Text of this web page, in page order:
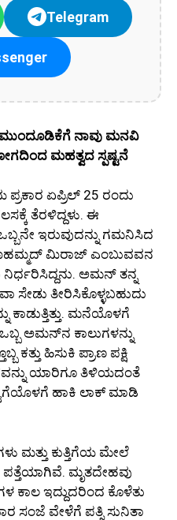
Telegram
ನಾವು ಮನವಿ
ಮಹತ್ವದ ಸ್ಪಷ್ಟನೆ
ಏಪ್ರಿಲ್ 25 ರಂದು
ತೆರಳಿದ್ದಳು. ಈ
ಇರುವುದನ್ನು ಗಮನಿಸಿದ
ಮಿರಾಜ್ ಎಂಬುವವನ
ನಿರ್ಧರಿಸಿದ್ದನು. ಅಮನ್ ತನ್ನ
ಸೇಡು ತೀರಿಸಿಕೊಳ್ಳಬಹುದು
ಮನೆಯೊಳಗೆ
ಅಮನ್‌ನ ಕಾಲುಗಳನ್ನು
ಕತ್ತು ಹಿಸುಕಿ ಪ್ರಾಣ ಪಕ್ಷಿ
ಯಾರಿಗೂ ತಿಳಿಯದಂತೆ
ಹಾಕಿ ಲಾಕ್ ಮಾಡಿ
ಮತ್ತು ಕುತ್ತಿಗೆಯ ಮೇಲೆ
ಪತ್ತೆಯಾಗಿವೆ. ಮೃತದೇಹವು
ಕಾಲ ಇದ್ದುದರಿಂದ ಕೊಳೆತು
ಸಂಜೆ ವೇಳೆಗೆ ಪತ್ನಿ ಸುನಿತಾ